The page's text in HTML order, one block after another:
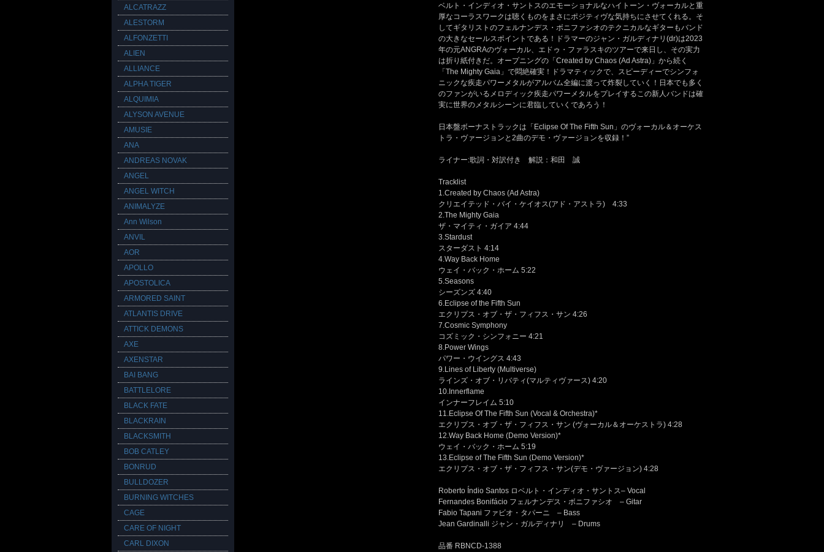
ベルト・インディオ・サントスのエモーショナルなハイトーン・ヴォーカルと重
厚なコーラスワークは聴くものをまさにポジティヴな気持ちにさせてくれる。そ
してギタリストのフェルナンデス・ボニファシオのテクニカルなギターもバンド
の大きなセールスポイントである！ドラマーのジャン・ガルディナリ(dr)は2023
年の元ANGRAのヴォーカル、エドゥ・ファラスキのツアーで来日し、その実力
は折り紙付きだ。オープニングの「Created by Chaos (Ad Astra)」から続く
「The Mighty Gaia」で悶絶確実！ドラマティックで、スピーディーでシンフォ
ニックな疾走パワーメタルがアルバム全編に渡って炸裂していく！日本でも多く
のファンがいるメロディック疾走パワーメタルをプレイするこの新人バンドは確
実に世界のメタルシーンに君臨していくであろう！
日本盤ボーナストラックは「Eclipse Of The Fifth Sun」のヴォーカル＆オーケス
トラ・ヴァージョンと2曲のデモ・ヴァージョンを収録！”
ライナー:歌詞・対訳付き 解説：和田 誠
Tracklist
1.Created by Chaos (Ad Astra)
クリエイテッド・バイ・ケイオス(アド・アストラ) 4:33
2.The Mighty Gaia
ザ・マイティ・ガイア 4:44
3.Stardust
スターダスト 4:14
4.Way Back Home
ウェイ・バック・ホーム 5:22
5.Seasons
シーズンズ 4:40
6.Eclipse of the Fifth Sun
エクリプス・オブ・ザ・フィフス・サン 4:26
7.Cosmic Symphony
コズミック・シンフォニー 4:21
8.Power Wings
パワー・ウイングス 4:43
9.Lines of Liberty (Multiverse)
ラインズ・オブ・リバティ(マルティヴァース) 4:20
10.Innerflame
インナーフレイム 5:10
11.Eclipse Of The Fifth Sun (Vocal & Orchestra)*
エクリプス・オブ・ザ・フィフス・サン (ヴォーカル＆オーケストラ) 4:28
12.Way Back Home (Demo Version)*
ウェイ・バック・ホーム 5:19
13.Eclipse of The Fifth Sun (Demo Version)*
エクリプス・オブ・ザ・フィフス・サン(デモ・ヴァージョン) 4:28
Roberto Índio Santos ロベルト・インディオ・サントス– Vocal
Fernandes Bonifácio フェルナンデス・ボニファシオ – Gitar
Fabio Tapani ファビオ・タパーニ – Bass
Jean Gardinalli ジャン・ガルディナリ – Drums
品番 RBNCD-1388
ALCATRAZZ
ALESTORM
ALFONZETTI
ALIEN
ALLIANCE
ALPHA TIGER
ALQUIMIA
ALYSON AVENUE
AMUSIE
ANA
ANDREAS NOVAK
ANGEL
ANGEL WITCH
ANIMALYZE
Ann Wilson
ANVIL
AOR
APOLLO
APOSTOLICA
ARMORED SAINT
ATLANTIS DRIVE
ATTICK DEMONS
AXE
AXENSTAR
BAI BANG
BATTLELORE
BLACK FATE
BLACKRAIN
BLACKSMITH
BOB CATLEY
BONRUD
BULLDOZER
BURNING WITCHES
CAGE
CARE OF NIGHT
CARL DIXON